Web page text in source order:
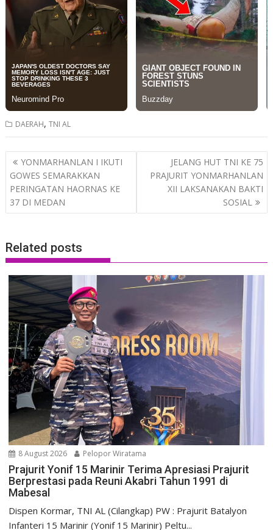
DAERAH,TNI AL
Post
navigation
YONMARHANLAN I IKUTI
GOWES SEMARAKKAN
PERINGATAN HAORNAS KE
37 DI MEDAN
JELANG HUT TNI KE 75
PRAJURIT YONMARHANLAN
XII LAKSANAKAN BAKTI
SOSIAL
Related posts
8 August 2026 Pelopor Wiratama
Prajurit Yonif 15 Marinir Terima Apresiasi Prajurit
Berprestasi pada Reuni Akabri Tahun 1991 di
Mabesal
Dispen Kormar, TNI AL (Cilangkap) PW : Prajurit Batalyon
Infanteri 15 Marinir (Yonif 15 Marinir) Peltu...